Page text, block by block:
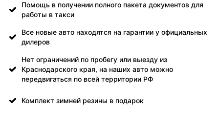
Помощь в получении полного пакета документов для
работы в такси
Все новые авто находятся на гарантии у официальных
дилеров
Нет ограничений по пробегу или выезду из
Краснодарского края, на наших авто можно
передвигаться по всей территории РФ
Комплект зимней резины в подарок